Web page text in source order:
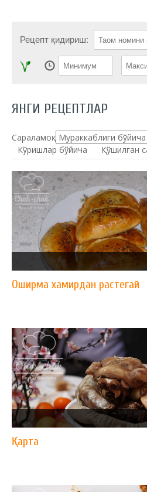
Рецепт қидириш:
ЯНГИ РЕЦЕПТЛАР
Сараламоқ:
Кўришлар бўйича
Қўшилган
Оширма хамирдан растегай
Қарта